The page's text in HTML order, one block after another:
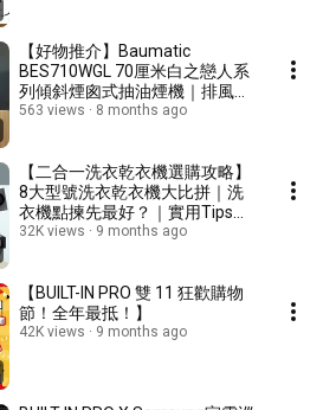
【好物推介】Baumatic
BES710WGL 70厘米白之戀人系
列傾斜煙囪式抽油煙機｜排風量
高達1200m³/h｜隱藏式油杯設
563 views 8 months ago
【二合一洗衣乾衣機選購攻略】
8大型號洗衣乾衣機大比拼｜洗
衣機點揀先最好？｜實用Tips同
型號推薦比大家
32K views 9 months ago
【BUILT-IN PRO 雙 11 狂歡購物
節！全年最抵！】
42K views 9 months ago